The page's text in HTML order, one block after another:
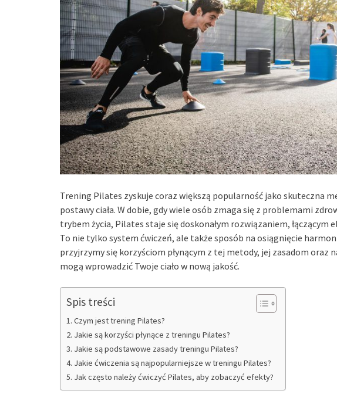
Trening Pilates zyskuje coraz większą popularność jako skuteczna
postawy ciała. W dobie, gdy wiele osób zmaga się z problemami
trybem życia, Pilates staje się doskonałym rozwiązaniem,
To nie tylko system ćwiczeń, ale także sposób na osiągnięcie
przyjrzymy się korzyściom płynącym z tej metody, jej zasadom
mogą wprowadzić Twoje ciało w nową jakość.
Spis treści
Czym jest trening Pilates?
Jakie są korzyści płynące z treningu Pilates?
Jakie są podstawowe zasady treningu Pilates?
Jakie ćwiczenia są najpopularniejsze w treningu Pilates?
Jak często należy ćwiczyć Pilates, aby zobaczyć efekty?